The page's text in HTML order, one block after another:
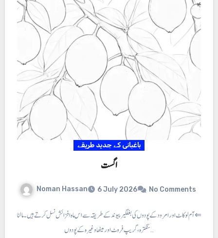
باغبانی کے جدید طریقے
اگست
Noman Hassan 6 July 2026 No Comments
اگست ⇐آم لوکاٹ اور امرود کے پودوں کی بغلگیر پیوند کے طریقہ سے اس ماہ افزائش نسل کرتے ہیں۔ مالٹا
سنگترہ ، گریپ فروٹ اور میٹھا وغیرہ کے پودوں…